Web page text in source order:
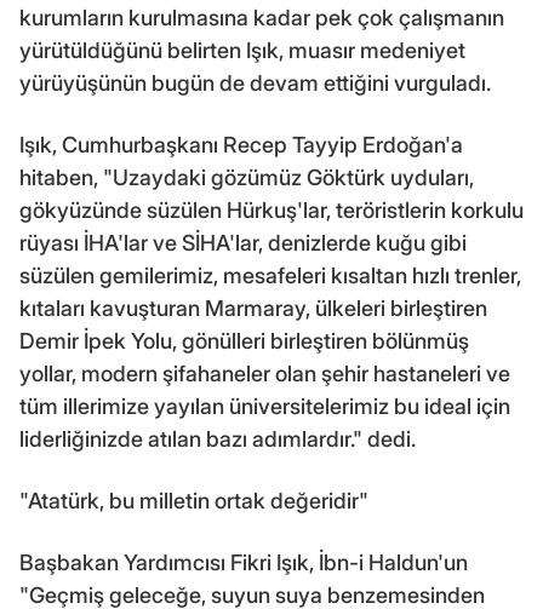
kurumların kurulmasına kadar pek çok çalışmanın
yürütüldüğünü belirten Işık, muasır medeniyet
yürüyüşünün bugün de devam ettiğini vurguladı.
Işık, Cumhurbaşkanı Recep Tayyip Erdoğan'a
hitaben, "Uzaydaki gözümüz Göktürk uyduları,
gökyüzünde süzülen Hürkuş'lar, teröristlerin korkulu
rüyası İHA'lar ve SİHA'lar, denizlerde kuğu gibi
süzülen gemilerimiz, mesafeleri kısaltan hızlı trenler,
kıtaları kavuşturan Marmaray, ülkeleri birleştiren
Demir İpek Yolu, gönülleri birleştiren bölünmüş
yollar, modern şifahaneler olan şehir hastaneleri ve
tüm illerimize yayılan üniversitelerimiz bu ideal için
liderliğinizde atılan bazı adımlardır." dedi.
"Atatürk, bu milletin ortak değeridir"
Başbakan Yardımcısı Fikri Işık, İbn-i Haldun'un
"Geçmiş geleceğe, suyun suya benzemesinden